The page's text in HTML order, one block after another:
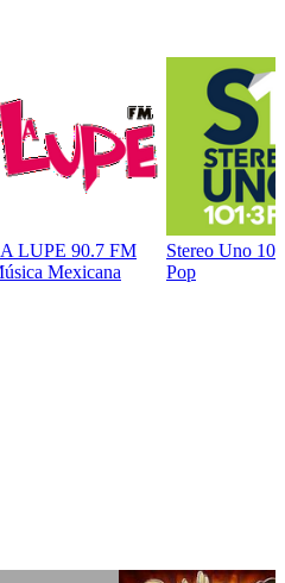
LUPE 90.7 FM
Mexicana
Stereo Uno
Pop